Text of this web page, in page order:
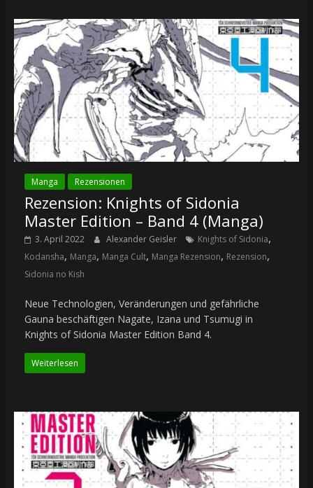
Manga Rezensionen
Rezension: Knights of Sidonia
Master Edition – Band 4 (Manga)
3. April 2022 Alexander Geisler Knights of Sidonia,
Kodansha, Manga, Manga Cult, Manga Rezension, Rezension,
Sidonia no Kish
Neue Technologien, Veränderungen und gefährliche
Gauna beschäftigen Nagate, Izana und Tsumugi in
Knights of Sidonia Master Edition Band 4.
Weiterlesen